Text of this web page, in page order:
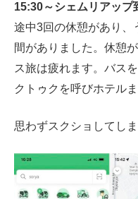
15:30～シェムリアップ
途中3回の休憩があり、
間がありました。休憩
ス旅は疲れます。バス
クトゥクを呼びホテル
思わずスクショしてし